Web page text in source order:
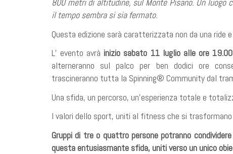
il tempo sembra si sia fermato.
Questa edizione sarà caratterizzata non da una ride
L’ evento avrà inizio sabato 11 luglio alle ore
alterneranno sul palco per ben dodici ore
trascineranno tutta la Spinning® Community dal
Una sfida, un percorso, un’esperienza totale e
I valori dello sport, uniti al fitness che si trasformano
Gruppi di tre o quattro persone potranno
questa entusiasmante sfida, uniti verso un unico